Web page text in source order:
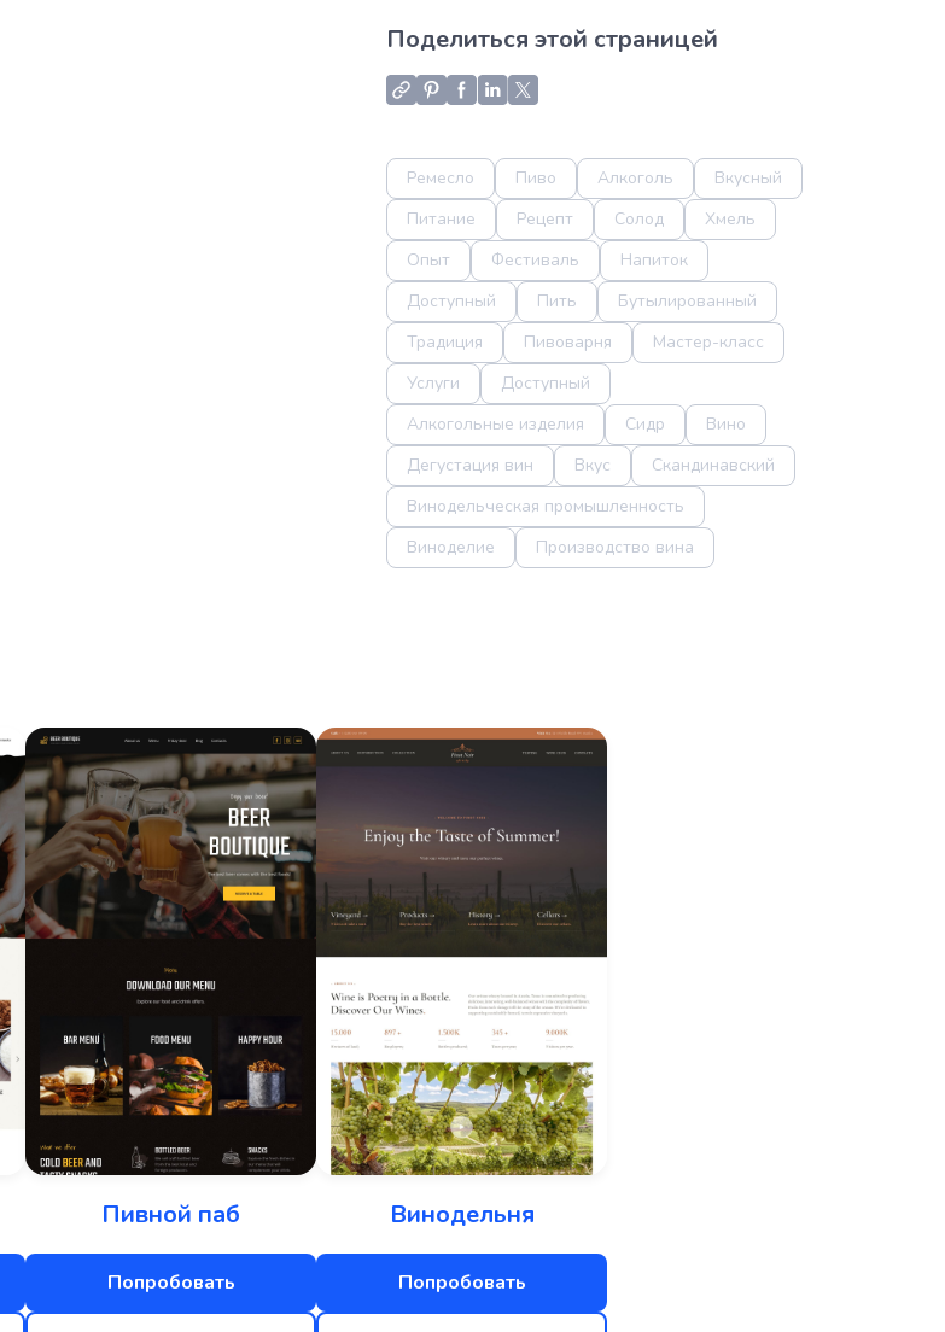
Поделиться этой страницей
Ремесло Пиво Алкоголь
Вкусный
Питание
Рецепт Солод
Хмель
Опыт
Фестиваль
Напиток
Доступный
Пить
Бутылированный
Традиция
Пивоварня
Мастер-класс
Услуги
Доступный
Алкогольные изделия
Сидр
Вино
Дегустация вин
Вкус
Скандинавский
Винодельческая промышленность
Виноделие
Производство вина
Пивной паб
Попробовать
Винодельня
Попробовать